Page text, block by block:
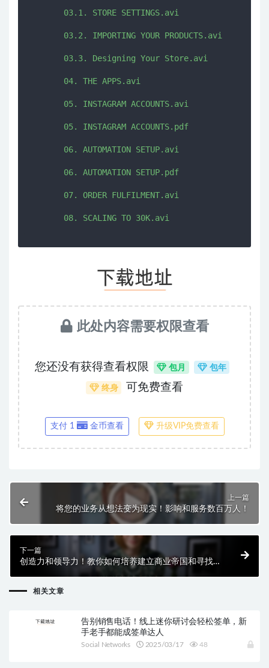
       03.1. STORE SETTINGS.avi
       03.2. IMPORTING YOUR PRODUCTS.avi
       03.3. Designing Your Store.avi
       04. THE APPS.avi
       05. INSTAGRAM ACCOUNTS.avi
       05. INSTAGRAM ACCOUNTS.pdf
       06. AUTOMATION SETUP.avi
       06. AUTOMATION SETUP.pdf
       07. ORDER FULFILMENT.avi
此处内容需要权限查看
您还没有获得查看权限 包月 包年
终身 可免费查看
支付 1 金币查看 升级VIP免费查看
上一篇
将您的业务从想法变为现实！影响和服务数百万人！
下一篇
创造力和领导力！教你如何培养建立商业帝国和寻找创
造性解决方案的技巧
相关文章
告别销售电话！线上迷你研讨会轻松签单，新
手老手都能成签单达人
Social Networks 2025/03/17 48